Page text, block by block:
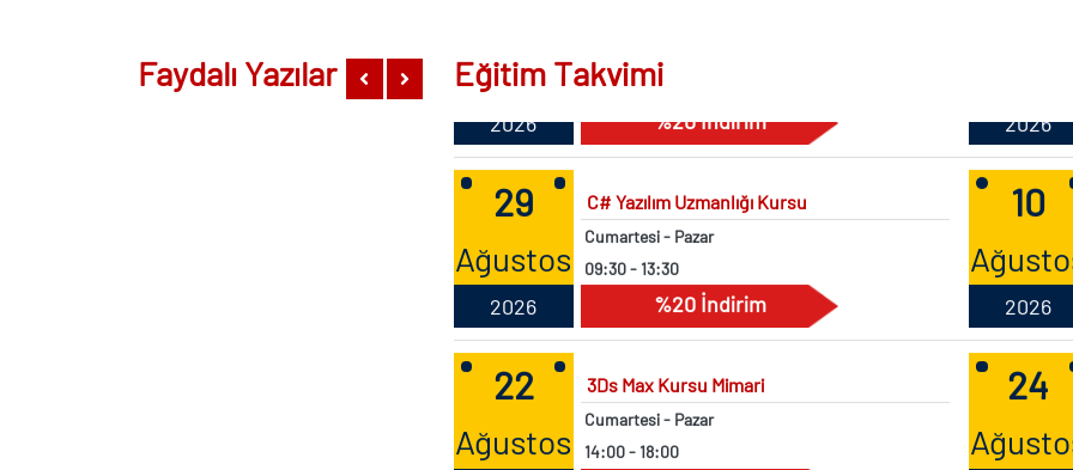
Faydalı Yazılar Eğitim Takvimi
2026 %20 İndirim
29
Ağustos
2026
C# Yazılım Uzmanlığı Kursu
09:30 - 13:30
%20 İndirim
10
Ağustos
2026
22
Ağustos
2026
3Ds Max Kursu Mimari
14:00 - 18:00
%20 İndirim
24
Ağustos
2026